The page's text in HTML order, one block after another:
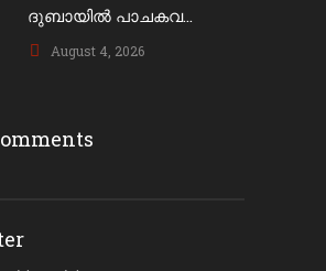
ദുബായിൽ പാചകവ...
August 4, 2026